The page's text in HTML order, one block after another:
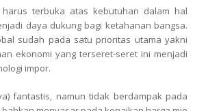
terbuka atas kebutuhan dalam hal
daya dukung bagi ketahanan bangsa.
sudah pada satu prioritas utama yakni
ekonomi yang terseret-seret ini menjadi
impor.
fantastis, namun tidak berdampak pada